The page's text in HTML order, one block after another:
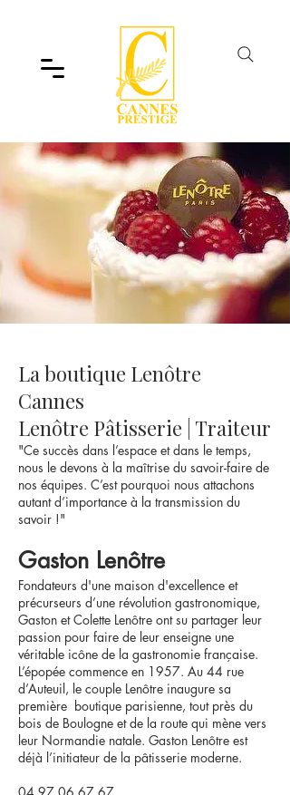
La boutique Lenôtre
Cannes
Lenôtre Pâtisserie | Traiteur
"Ce succès dans l’espace et dans le temps,
nous le devons à la maîtrise du savoir-faire de
nos équipes. C’est pourquoi nous attachons
autant d’importance à la transmission du
savoir !"
Gaston Lenôtre
Fondateurs d'une maison d'excellence et
précurseurs d’une révolution gastronomique,
Gaston et Colette Lenôtre ont su partager leur
passion pour faire de leur enseigne une
véritable icône de la gastronomie française.
L’épopée commence en 1957. Au 44 rue
d’Auteuil, le couple Lenôtre inaugure sa
première boutique parisienne, tout près du
bois de Boulogne et de la route qui mène vers
leur Normandie natale. Gaston Lenôtre est
déjà l’initiateur de la pâtisserie moderne.